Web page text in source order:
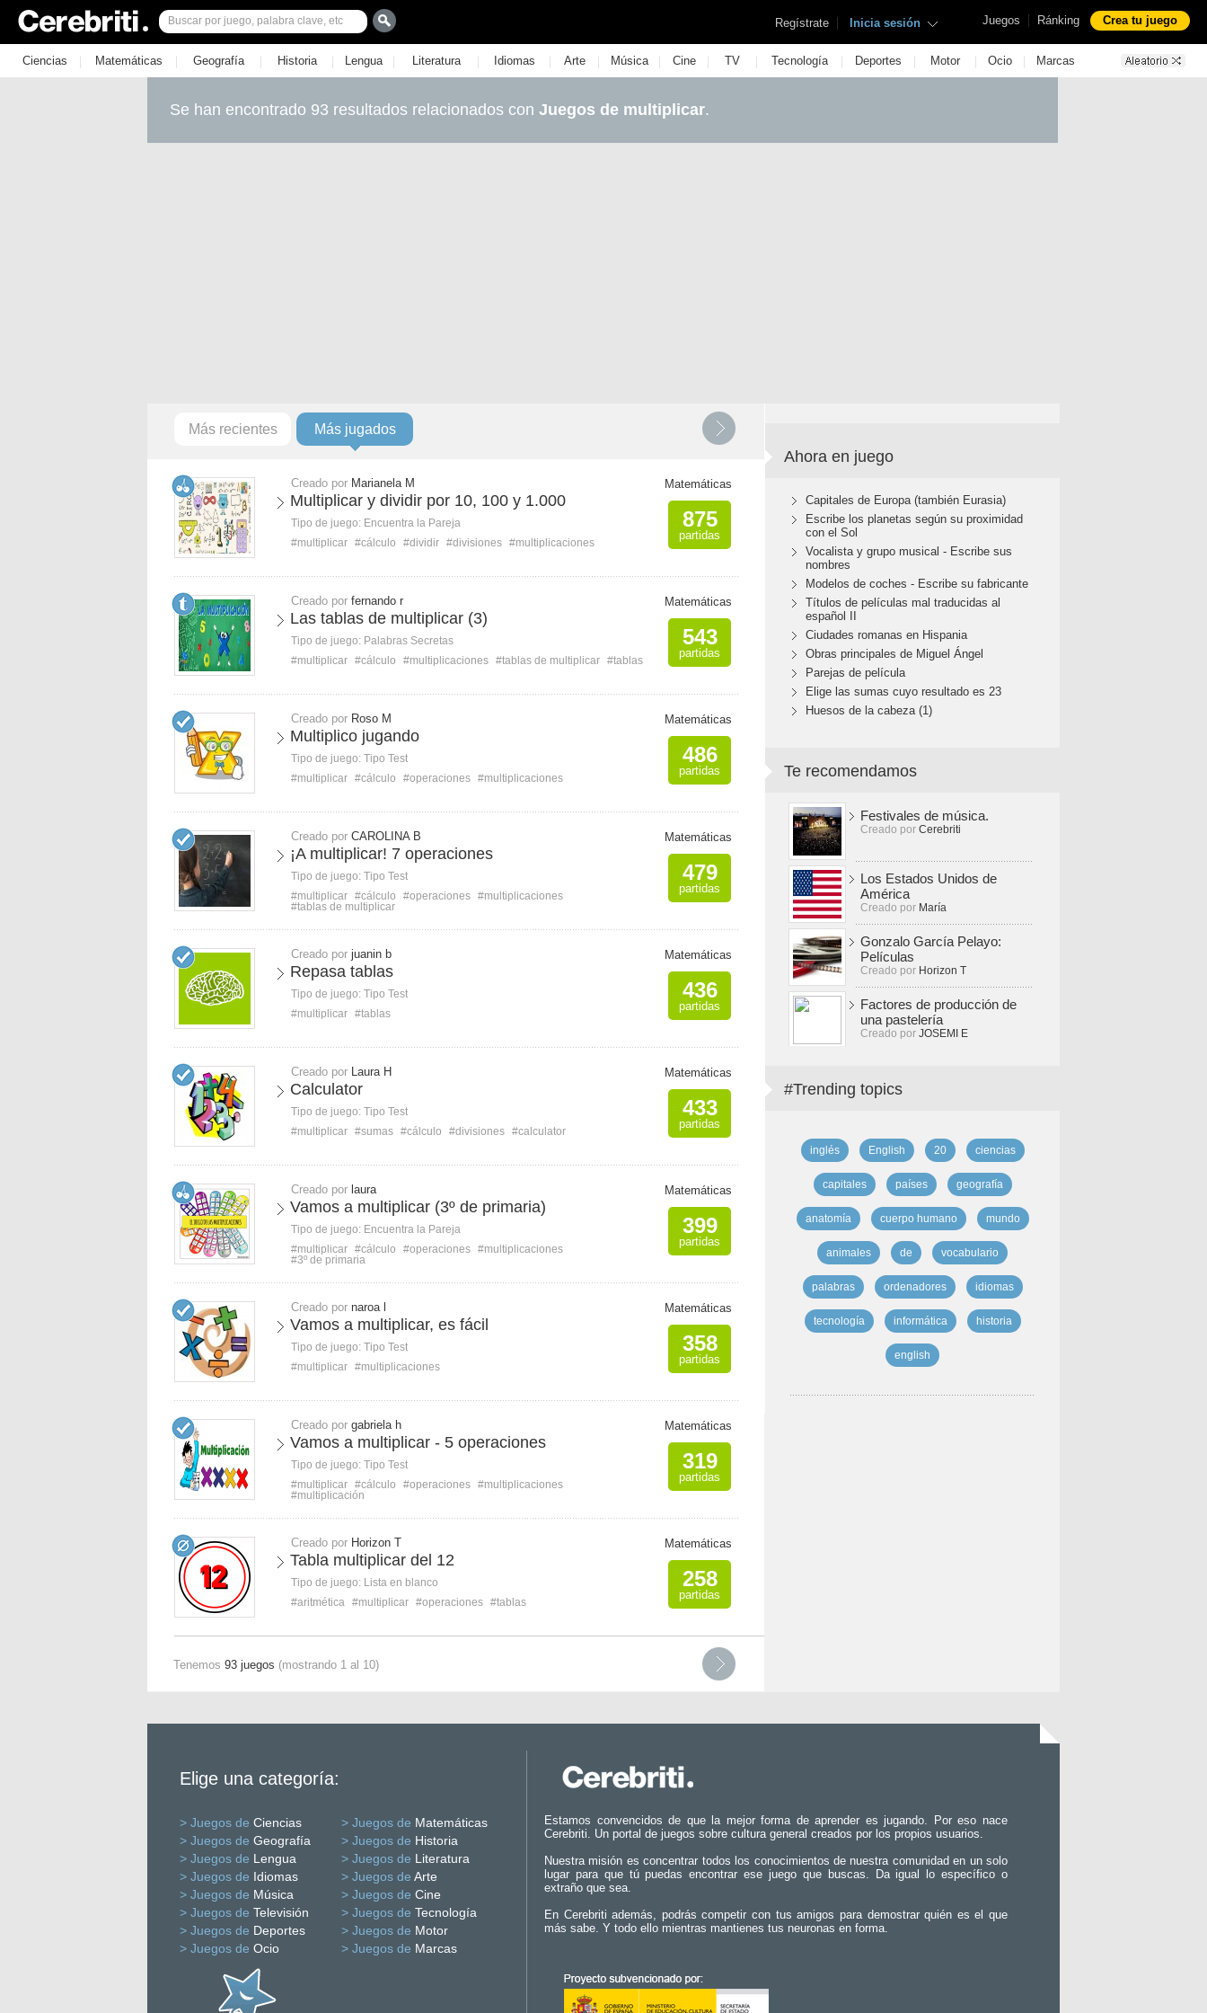
Juegos | Ránking Crea tu juego
Regístrate | Inicia sesión
Ciencias | Matemáticas | Geografía | Historia | Lengua | Literatura | Idiomas | Arte | Música | Cine | TV | Tecnología | Deportes | Motor | Ocio | Marcas
Se han encontrado 93 resultados relacionados con Juegos de multiplicar.
Más recientes Más jugados
Creado por Marianela M
Multiplicar y dividir por 10, 100 y 1.000
Tipo de juego: Encuentra la Pareja
#multiplicar #cálculo #dividir #divisiones #multiplicaciones
Matemáticas
875
partidas
Creado por fernando r
Las tablas de multiplicar (3)
Tipo de juego: Palabras Secretas
#multiplicar #cálculo #multiplicaciones #tablas de multiplicar #tablas
Matemáticas
543
partidas
Creado por Roso M
Multiplico jugando
Tipo de juego: Tipo Test
#multiplicar #cálculo #operaciones #multiplicaciones
Matemáticas
486
partidas
Creado por CAROLINA B
¡A multiplicar! 7 operaciones
Tipo de juego: Tipo Test
#multiplicar #cálculo #operaciones #multiplicaciones
#tablas de multiplicar
Matemáticas
479
partidas
Creado por juanin b
Repasa tablas
Tipo de juego: Tipo Test
#multiplicar #tablas
Matemáticas
436
partidas
Creado por Laura H
Calculator
Tipo de juego: Tipo Test
#multiplicar #sumas #cálculo #divisiones #calculator
Matemáticas
433
partidas
Creado por laura
Vamos a multiplicar (3º de primaria)
Tipo de juego: Encuentra la Pareja
#multiplicar #cálculo #operaciones #multiplicaciones
#3º de primaria
Matemáticas
399
partidas
Creado por naroa l
Vamos a multiplicar, es fácil
Tipo de juego: Tipo Test
#multiplicar #multiplicaciones
Matemáticas
358
partidas
Creado por gabriela h
Vamos a multiplicar - 5 operaciones
Tipo de juego: Tipo Test
#multiplicar #cálculo #operaciones #multiplicaciones
#multiplicación
Matemáticas
319
partidas
Creado por Horizon T
Tabla multiplicar del 12
Tipo de juego: Lista en blanco
#aritmética #multiplicar #operaciones #tablas
Matemáticas
258
partidas
Tenemos 93 juegos (mostrando 1 al 10)
Ahora en juego
Capitales de Europa (también Eurasia)
Escribe los planetas según su proximidad
con el Sol
Vocalista y grupo musical - Escribe sus
nombres
Modelos de coches - Escribe su fabricante
Títulos de películas mal traducidas al
español II
Ciudades romanas en Hispania
Obras principales de Miguel Ángel
Parejas de película
Elige las sumas cuyo resultado es 23
Huesos de la cabeza (1)
Te recomendamos
Festivales de música.
Creado por Cerebriti
Los Estados Unidos de
América
Creado por María
Gonzalo García Pelayo:
Películas
Creado por Horizon T
Factores de producción de
una pastelería
Creado por JOSEMI E
#Trending topics
inglés English 20 ciencias
capitales países geografía
anatomía cuerpo humano mundo
animales de vocabulario
palabras ordenadores idiomas
tecnología informática historia
english
Elige una categoría:
> Juegos de Ciencias > Juegos de Matemáticas
> Juegos de Geografía > Juegos de Historia
> Juegos de Lengua > Juegos de Literatura
> Juegos de Idiomas > Juegos de Arte
> Juegos de Música > Juegos de Cine
> Juegos de Televisión > Juegos de Tecnología
> Juegos de Deportes > Juegos de Motor
> Juegos de Ocio > Juegos de Marcas
Estamos convencidos de que la mejor forma de aprender es jugando. Por eso nace
Cerebriti. Un portal de juegos sobre cultura general creados por los propios usuarios.
Nuestra misión es concentrar todos los conocimientos de nuestra comunidad en un solo
lugar para que tú puedas encontrar ese juego que buscas. Da igual lo específico o
extraño que sea.
En Cerebriti además, podrás competir con tus amigos para demostrar quién es el que
más sabe. Y todo ello mientras mantienes tus neuronas en forma.